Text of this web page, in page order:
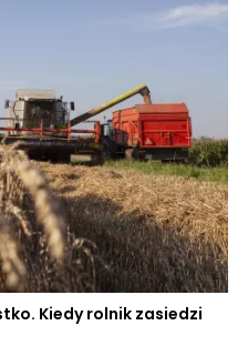
Kiedy rolnik zasiedzi